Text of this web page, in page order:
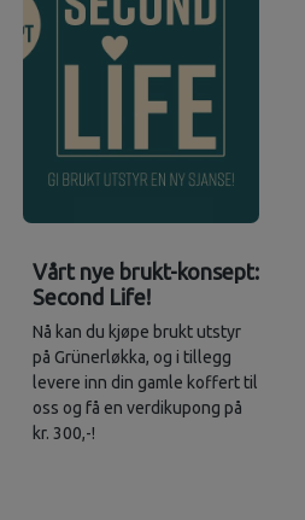
Vårt nye brukt-konsept:
Second Life!
Nå kan du kjøpe brukt utstyr
på Grünerløkka, og i tillegg
levere inn din gamle koffert til
oss og få en verdikupong på
kr. 300,-!